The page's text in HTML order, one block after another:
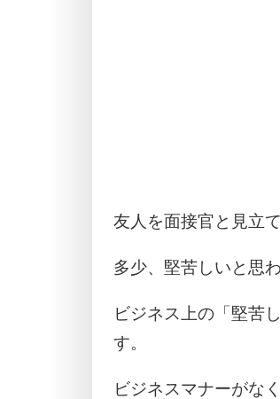
友人を面接官と見立
多少、堅苦しいと思
ビジネス上の「堅苦
す。
ビジネスマナーがな